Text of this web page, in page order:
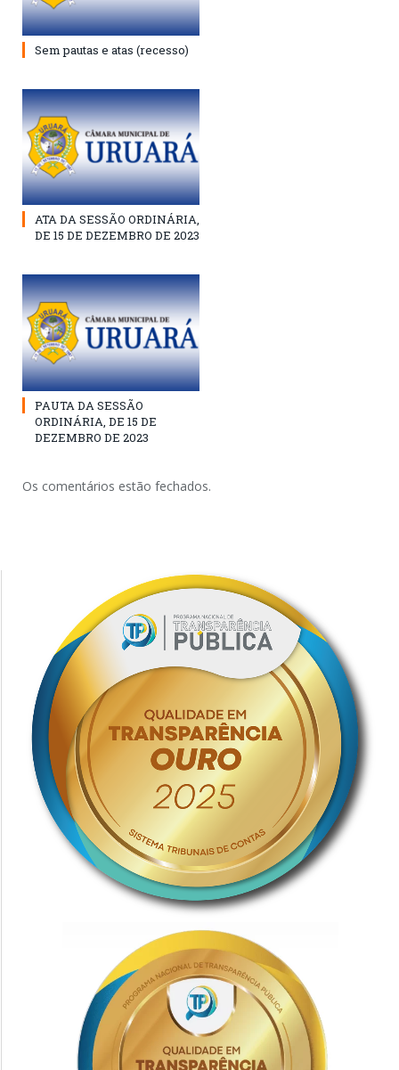
Sem pautas e atas (recesso)
ATA DA SESSÃO ORDINÁRIA,
DE 15 DE DEZEMBRO DE 2023
PAUTA DA SESSÃO
ORDINÁRIA, DE 15 DE
DEZEMBRO DE 2023
Os comentários estão fechados.